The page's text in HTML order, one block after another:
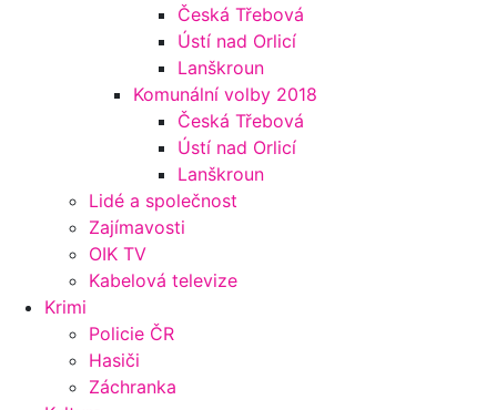
Česká Třebová
Ústí nad Orlicí
Lanškroun
Komunální volby 2018
Česká Třebová
Ústí nad Orlicí
Lanškroun
Lidé a společnost
Zajímavosti
OIK TV
Kabelová televize
Krimi
Policie ČR
Hasiči
Záchranka